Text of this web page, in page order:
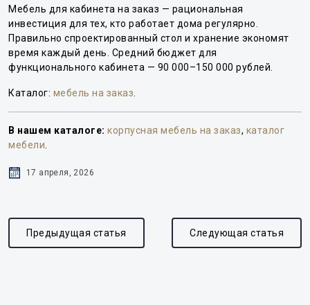
Мебель для кабинета на заказ — рациональная
инвестиция для тех, кто работает дома регулярно.
Правильно спроектированный стол и хранение экономят
время каждый день. Средний бюджет для
функционального кабинета — 90 000–150 000 рублей.
Каталог: мебель на заказ
В нашем каталоге: корпусная мебель на заказ, каталог
мебели
17 апреля, 2026
Предыдущая статья Следующая статья